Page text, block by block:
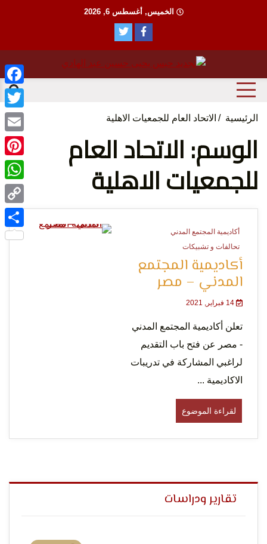
الخميس, أغسطس 6, 2026
الحق
لحرية
الرأي
منظمة حقوقية مصرية تدافع عن حقوق الانسان
الرئيسية الاتحاد العام للجمعيات الاهلية
الوسم: الاتحاد العام
للجمعيات الاهلية
أكاديمية المجتمع المدني
تحالفات و تشبيكات
أكاديمية المجتمع
المدني – مصر
14 فبراير, 2021
تعلن أكاديمية المجتمع المدني
- مصر عن فتح باب التقديم
لراغبي المشاركة في تدريبات
الاكاديمية ...
لقراءة الموضوع
تقارير ودراسات
Email
Copy
Link